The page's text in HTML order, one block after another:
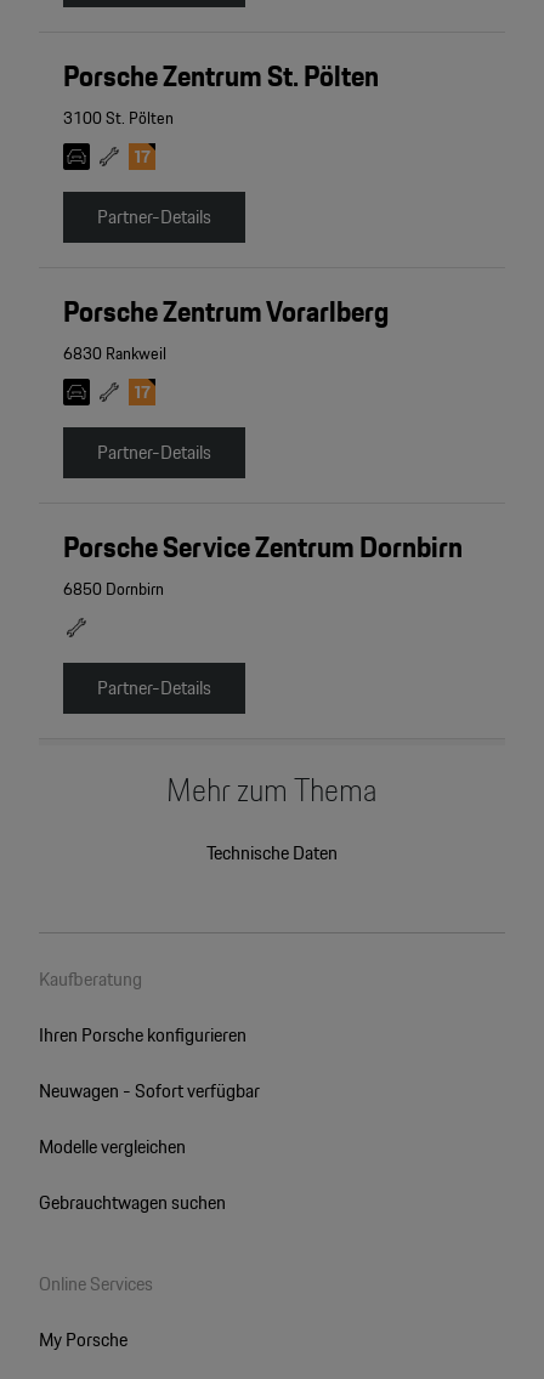
Porsche Zentrum St. Pölten
3100 St. Pölten
Partner-Details
Porsche Zentrum Vorarlberg
6830 Rankweil
Partner-Details
Porsche Service Zentrum Dornbirn
6850 Dornbirn
Partner-Details
Mehr zum Thema
Technische Daten
Kaufberatung
Ihren Porsche konfigurieren
Neuwagen - Sofort verfügbar
Modelle vergleichen
Gebrauchtwagen suchen
Online Services
My Porsche